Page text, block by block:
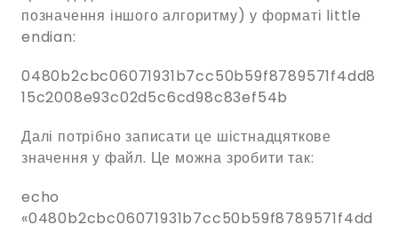
позначення іншого алгоритму) у форматі little
endian:
0480b2cbc06071931b7cc50b59f8789571f4dd8
15c2008e93c02d5c6cd98c83ef54b
Далі потрібно записати це шістнадцяткове
значення у файл. Це можна зробити так:
echo
«0480b2cbc06071931b7cc50b59f8789571f4dd